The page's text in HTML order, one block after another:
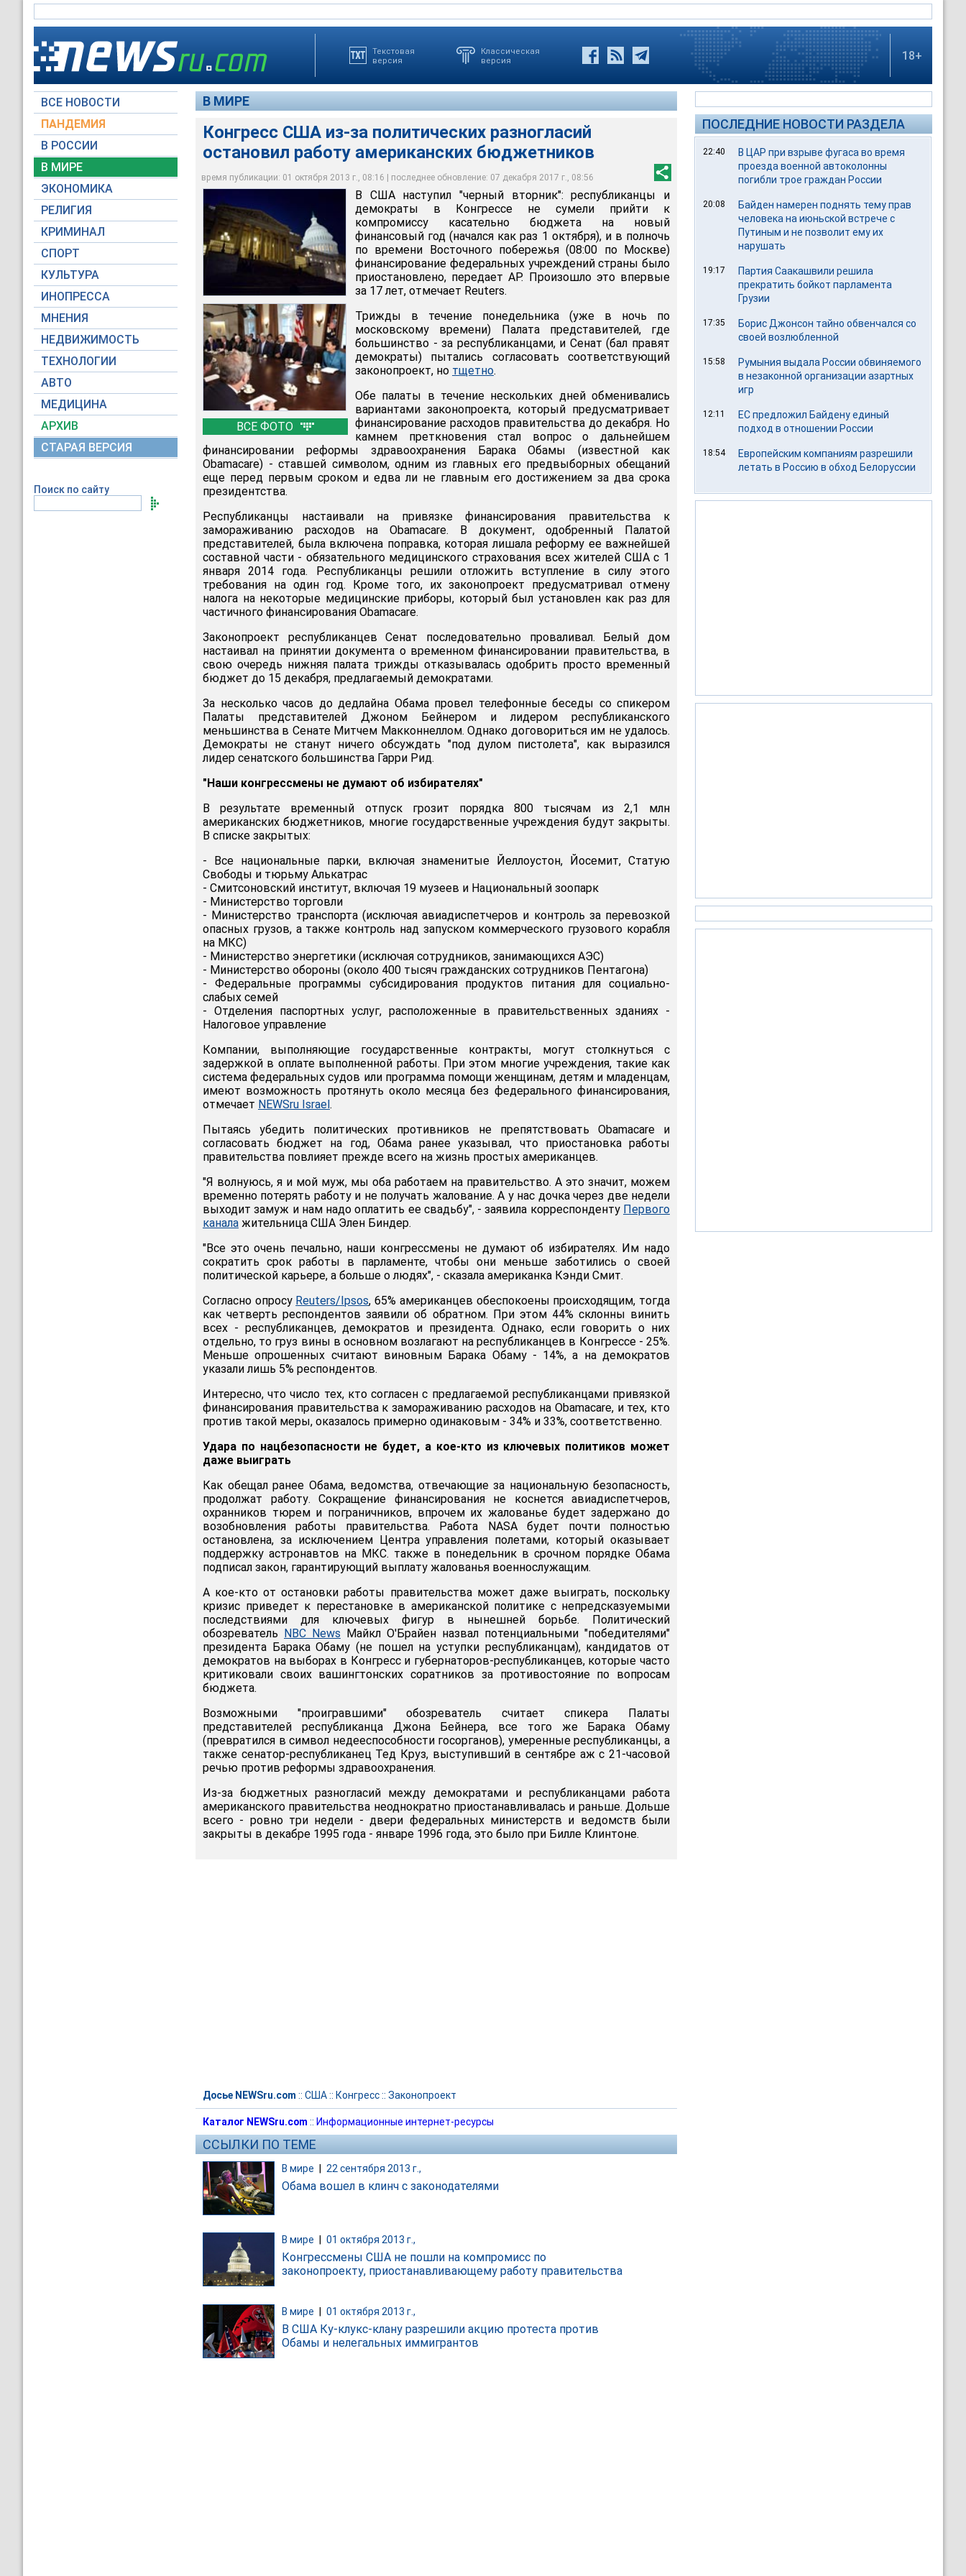
Текстовая
версия
Классическая
версия
18+
ВСЕ НОВОСТИ
ПАНДЕМИЯ
В РОССИИ
В МИРЕ
ЭКОНОМИКА
РЕЛИГИЯ
КРИМИНАЛ
СПОРТ
КУЛЬТУРА
ИНОПРЕССА
МНЕНИЯ
НЕДВИЖИМОСТЬ
ТЕХНОЛОГИИ
АВТО
МЕДИЦИНА
АРХИВ
СТАРАЯ ВЕРСИЯ
Поиск по сайту
В МИРЕ
Конгресс США из-за политических разногласий
остановил работу американских бюджетников
время публикации: 01 октября 2013 г., 08:16 | последнее обновление: 07 декабря 2017 г., 08:56
ВСЕ ФОТО
Республиканцы и демократы в Конгрессе США не сумели прийти к компромиссу
касательно бюджета на новый финансовый год. Финансирование федеральных
учреждений страны была приостановлено
Global Look Press
Барак Обама на заседании правительства, 30 сентября 2013 года
Global Look Press
Спикер Палаты представителей Джоном Бейнер, 30 сентября 2013 года
Global Look Press
В США наступил "черный вторник": республиканцы и
демократы в Конгрессе не сумели прийти к
компромиссу касательно бюджета на новый
финансовый год (начался как раз 1 октября), и в полночь
по времени Восточного побережья (08:00 по Москве)
финансирование федеральных учреждений страны было
приостановлено, передает AP. Произошло это впервые
за 17 лет, отмечает Reuters.
Трижды в течение понедельника (уже в ночь по
московскому времени) Палата представителей, где
большинство - за республиканцами, и Сенат (бал правят
демократы) пытались согласовать соответствующий
законопроект, но тщетно.
Обе палаты в течение нескольких дней обменивались
вариантами законопроекта, который предусматривает
финансирование расходов правительства до декабря. Но
камнем преткновения стал вопрос о дальнейшем
финансировании реформы здравоохранения Барака Обамы (известной как
Obamacare) - ставшей символом, одним из главных его предвыборных обещаний
еще перед первым сроком и едва ли не главным его достижением за два срока
президентства.
Республиканцы настаивали на привязке финансирования правительства к
замораживанию расходов на Obamacare. В документ, одобренный Палатой
представителей, была включена поправка, которая лишала реформу ее важнейшей
составной части - обязательного медицинского страхования всех жителей США с 1
января 2014 года. Республиканцы решили отложить вступление в силу этого
требования на один год. Кроме того, их законопроект предусматривал отмену
налога на некоторые медицинские приборы, который был установлен как раз для
частичного финансирования Obamacare.
Законопроект республиканцев Сенат последовательно проваливал. Белый дом
настаивал на принятии документа о временном финансировании правительства, в
свою очередь нижняя палата трижды отказывалась одобрить просто временный
бюджет до 15 декабря, предлагаемый демократами.
За несколько часов до дедлайна Обама провел телефонные беседы со спикером
Палаты представителей Джоном Бейнером и лидером республиканского
меньшинства в Сенате Митчем Макконнеллом. Однако договориться им не удалось.
Демократы не станут ничего обсуждать "под дулом пистолета", как выразился
лидер сенатского большинства Гарри Рид.
"Наши конгрессмены не думают об избирателях"
В результате временный отпуск грозит порядка 800 тысячам из 2,1 млн
американских бюджетников, многие государственные учреждения будут закрыты.
В списке закрытых:
- Все национальные парки, включая знаменитые Йеллоустон, Йосемит, Статую
Свободы и тюрьму Алькатрас
- Смитсоновский институт, включая 19 музеев и Национальный зоопарк
- Министерство торговли
- Министерство транспорта (исключая авиадиспетчеров и контроль за перевозкой
опасных грузов, а также контроль над запуском коммерческого грузового корабля
на МКС)
- Министерство энергетики (исключая сотрудников, занимающихся АЭС)
- Министерство обороны (около 400 тысяч гражданских сотрудников Пентагона)
- Федеральные программы субсидирования продуктов питания для социально-
слабых семей
- Отделения паспортных услуг, расположенные в правительственных зданиях -
Налоговое управление
Компании, выполняющие государственные контракты, могут столкнуться с
задержкой в оплате выполненной работы. При этом многие учреждения, такие как
система федеральных судов или программа помощи женщинам, детям и младенцам,
имеют возможность протянуть около месяца без федерального финансирования,
отмечает NEWSru Israel.
Пытаясь убедить политических противников не препятствовать Obamacare и
согласовать бюджет на год, Обама ранее указывал, что приостановка работы
правительства повлияет прежде всего на жизнь простых американцев.
"Я волнуюсь, я и мой муж, мы оба работаем на правительство. А это значит, можем
временно потерять работу и не получать жалование. А у нас дочка через две недели
выходит замуж и нам надо оплатить ее свадьбу", - заявила корреспонденту Первого
канала жительница США Элен Биндер.
"Все это очень печально, наши конгрессмены не думают об избирателях. Им надо
сократить срок работы в парламенте, чтобы они меньше заботились о своей
политической карьере, а больше о людях", - сказала американка Кэнди Смит.
Согласно опросу Reuters/Ipsos, 65% американцев обеспокоены происходящим, тогда
как четверть респондентов заявили об обратном. При этом 44% склонны винить
всех - республиканцев, демократов и президента. Однако, если говорить о них
отдельно, то груз вины в основном возлагают на республиканцев в Конгрессе - 25%.
Меньше опрошенных считают виновным Барака Обаму - 14%, а на демократов
указали лишь 5% респондентов.
Интересно, что число тех, кто согласен с предлагаемой республиканцами привязкой
финансирования правительства к замораживанию расходов на Obamacare, и тех, кто
против такой меры, оказалось примерно одинаковым - 34% и 33%, соответственно.
Удара по нацбезопасности не будет, а кое-кто из ключевых политиков может
даже выиграть
Как обещал ранее Обама, ведомства, отвечающие за национальную безопасность,
продолжат работу. Сокращение финансирования не коснется авиадиспетчеров,
охранников тюрем и пограничников, впрочем их жалованье будет задержано до
возобновления работы правительства. Работа NASA будет почти полностью
остановлена, за исключением Центра управления полетами, который оказывает
поддержку астронавтов на МКС. также в понедельник в срочном порядке Обама
подписал закон, гарантирующий выплату жалованья военнослужащим.
А кое-кто от остановки работы правительства может даже выиграть, поскольку
кризис приведет к перестановке в американской политике с непредсказуемыми
последствиями для ключевых фигур в нынешней борьбе. Политический
обозреватель NBC News Майкл О'Брайен назвал потенциальными "победителями"
президента Барака Обаму (не пошел на уступки республиканцам), кандидатов от
демократов на выборах в Конгресс и губернаторов-республиканцев, которые часто
критиковали своих вашингтонских соратников за противостояние по вопросам
бюджета.
Возможными "проигравшими" обозреватель считает спикера Палаты
представителей республиканца Джона Бейнера, все того же Барака Обаму
(превратился в символ недееспособности госорганов), умеренные республиканцы, а
также сенатор-республиканец Тед Круз, выступивший в сентябре аж с 21-часовой
речью против реформы здравоохранения.
Из-за бюджетных разногласий между демократами и республиканцами работа
американского правительства неоднократно приостанавливалась и раньше. Дольше
всего - ровно три недели - двери федеральных министерств и ведомств были
закрыты в декабре 1995 года - январе 1996 года, это было при Билле Клинтоне.
Досье NEWSru.com :: США:: Конгресс:: Законопроект
Каталог NEWSru.com :: Информационные интернет-ресурсы
ССЫЛКИ ПО ТЕМЕ
В мире 22 сентября 2013 г.,
Обама вошел в клинч с законодателями
В мире 01 октября 2013 г.,
Конгрессмены США не пошли на компромисс по
законопроекту, приостанавливающему работу правительства
В мире 01 октября 2013 г.,
В США Ку-клукс-клану разрешили акцию протеста против
Обамы и нелегальных иммигрантов
ПОСЛЕДНИЕ НОВОСТИ РАЗДЕЛА
22:40
В ЦАР при взрыве фугаса во время
проезда военной автоколонны
погибли трое граждан России
20:08
Байден намерен поднять тему прав
человека на июньской встрече с
Путиным и не позволит ему их
нарушать
19:17
Партия Саакашвили решила
прекратить бойкот парламента
Грузии
17:35
Борис Джонсон тайно обвенчался со
своей возлюбленной
15:58
Румыния выдала России обвиняемого
в незаконной организации азартных
игр
12:11
ЕС предложил Байдену единый
подход в отношении России
18:54
Европейским компаниям разрешили
летать в Россию в обход Белоруссии